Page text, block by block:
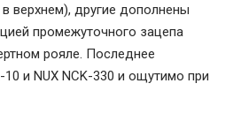
в верхнем), другие дополнены
промежуточного зацепа
рояле. Последнее
10 и NUX NCK-330 и ощутимо при